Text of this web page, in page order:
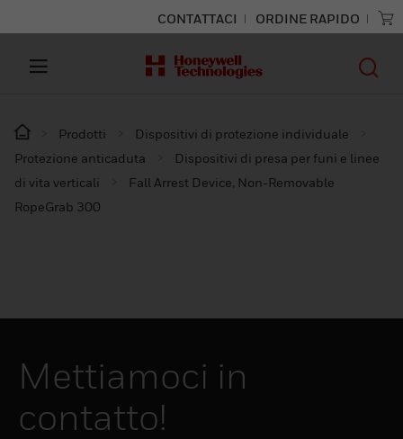
CONTATTACI ORDINE RAPIDO
Prodotti
Dispositivi di protezione individuale
Protezione anticaduta
Dispositivi di presa per funi e linee
di vita verticali
Fall Arrest Device, Non-Removable
RopeGrab 300
Mettiamoci in
contatto!